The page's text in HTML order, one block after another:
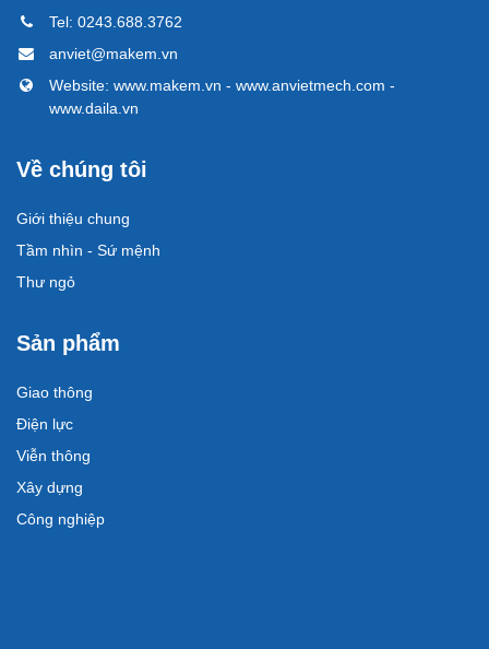
Tel: 0243.688.3762
anviet@makem.vn
Website: www.makem.vn - www.anvietmech.com -
www.daila.vn
Về chúng tôi
Giới thiệu chung
Tầm nhìn - Sứ mệnh
Thư ngỏ
Sản phẩm
Giao thông
Điện lực
Viễn thông
Xây dựng
Công nghiệp